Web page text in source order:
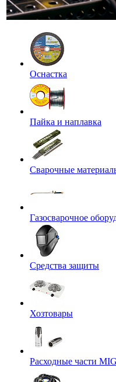
Оснастка
Пайка и наплавка
Сварочные
Газосварочное
Средства защиты
Хозтовары
Расходные части